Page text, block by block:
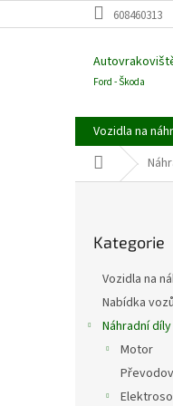
na
608460313
Ford - Škoda
Vozidla na
Domů
kategorie
Kategorie
Vozidla na
Nabídka vozů
Náhradní díly
Motor